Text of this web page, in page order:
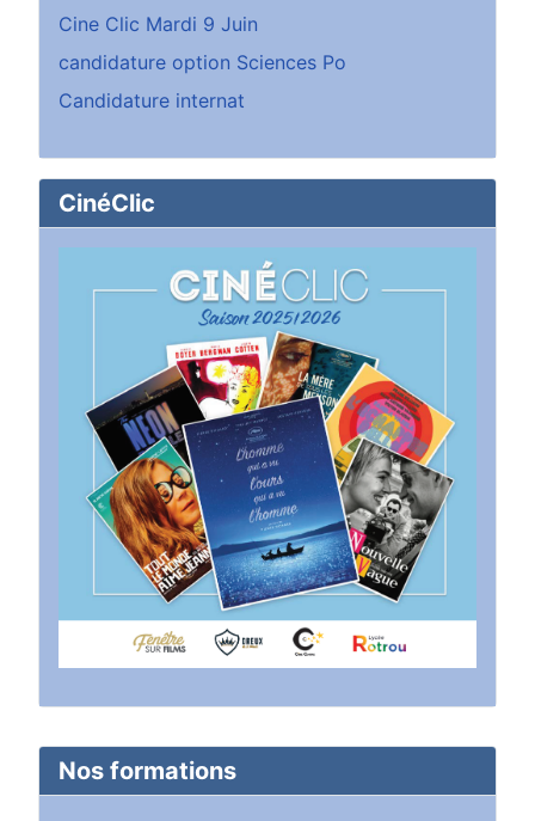
Nos formations
Cine Clic Mardi 9 Juin
candidature option Sciences Po
Candidature internat
CinéClic